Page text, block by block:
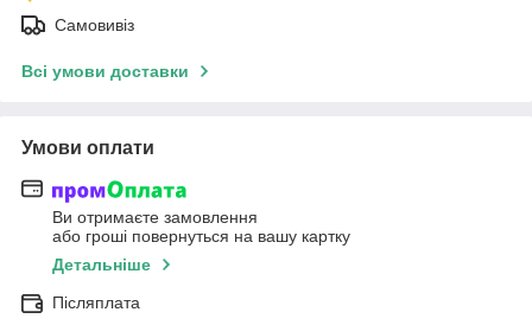
Самовивіз
Всі умови доставки
Умови оплати
Ви отримаєте замовлення
або гроші повернуться на вашу картку
Детальніше
Післяплата